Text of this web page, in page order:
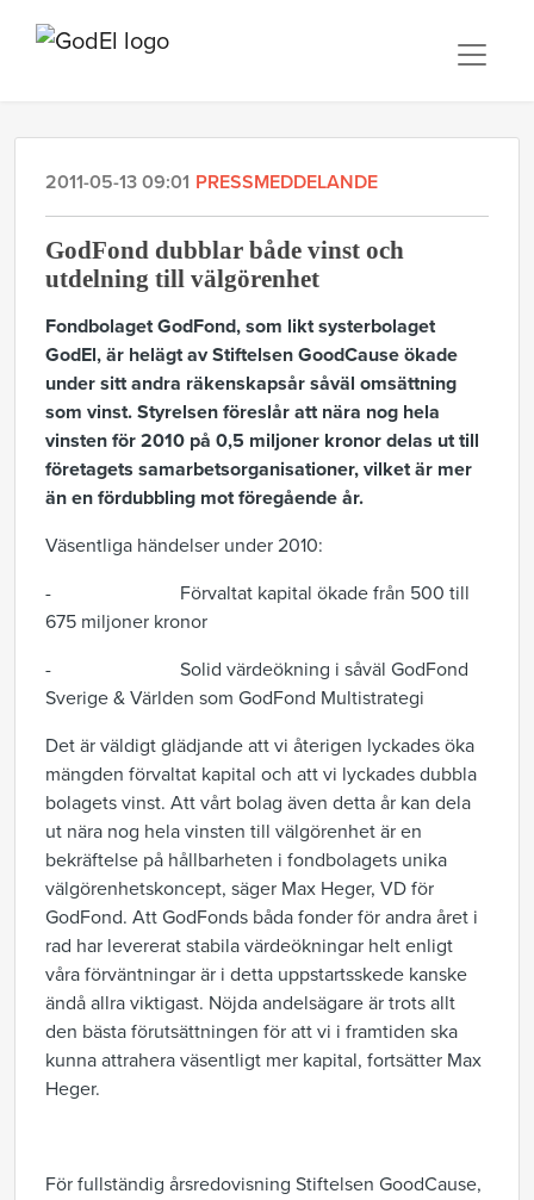
2011-05-13 09:01 PRESSMEDDELANDE
GodFond dubblar både vinst och
utdelning till välgörenhet
Fondbolaget GodFond, som likt systerbolaget
GodEl, är helägt av Stiftelsen GoodCause ökade
under sitt andra räkenskapsår såväl omsättning
som vinst. Styrelsen föreslår att nära nog hela
vinsten för 2010 på 0,5 miljoner kronor delas ut till
företagets samarbetsorganisationer, vilket är mer
än en fördubbling mot föregående år.
Väsentliga händelser under 2010:
- Förvaltat kapital ökade från 500 till
675 miljoner kronor
- Solid värdeökning i såväl GodFond
Sverige & Världen som GodFond Multistrategi
Det är väldigt glädjande att vi återigen lyckades öka
mängden förvaltat kapital och att vi lyckades dubbla
bolagets vinst. Att vårt bolag även detta år kan dela
ut nära nog hela vinsten till välgörenhet är en
bekräftelse på hållbarheten i fondbolagets unika
välgörenhetskoncept, säger Max Heger, VD för
GodFond. Att GodFonds båda fonder för andra året i
rad har levererat stabila värdeökningar helt enligt
våra förväntningar är i detta uppstartsskede kanske
ändå allra viktigast. Nöjda andelsägare är trots allt
den bästa förutsättningen för att vi i framtiden ska
kunna attrahera väsentligt mer kapital, fortsätter Max
Heger.
För fullständig årsredovisning Stiftelsen GoodCause,